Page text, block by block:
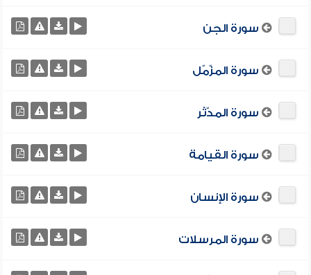
سورة الجن
سورة المزّمّل
سورة المدّثر
سورة القيامة
سورة الإنسان
سورة المرسلات